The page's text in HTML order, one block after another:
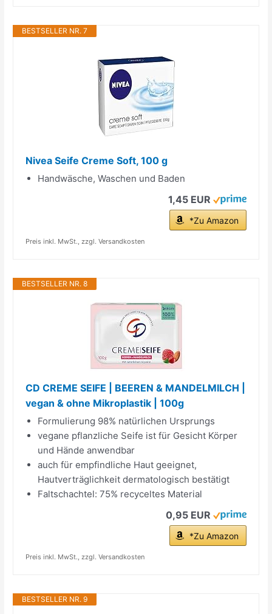
BESTSELLER NR. 7
Nivea Seife Creme Soft, 100 g
Handwäsche, Waschen und Baden
1,45 EUR
*Zu Amazon
Preis inkl. MwSt., zzgl. Versandkosten
BESTSELLER NR. 8
CD CREME SEIFE | BEEREN & MANDELMILCH |
vegan & ohne Mikroplastik | 100g
Formulierung 98% natürlichen Ursprungs
vegane pflanzliche Seife ist für Gesicht Körper
und Hände anwendbar
auch für empfindliche Haut geeignet,
Hautverträglichkeit dermatologisch bestätigt
Faltschachtel: 75% recyceltes Material
0,95 EUR
*Zu Amazon
Preis inkl. MwSt., zzgl. Versandkosten
BESTSELLER NR. 9